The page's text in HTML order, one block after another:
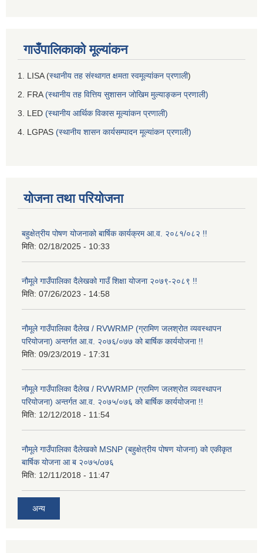
गाउँपालिकाको मूल्यांकन
1. LISA (स्थानीय तह संस्थागत क्षमता स्वमूल्यांकन प्रणाली)
2. FRA(स्थानीय तह वित्तिय सुशासन जोखिम मुल्याङ्कन प्रणाली)
3. LED (स्थानीय आर्थिक विकास मूल्यांकन प्रणाली)
4. LGPAS (स्थानीय शासन कार्यसम्पादन मूल्यांकन प्रणाली)
योजना तथा परियोजना
बहुक्षेत्रीय पोषण योजनाको बार्षिक कार्यक्रम आ.व. २०८१/०८२ !!
मिति: 02/18/2025 - 10:33
नौमूले गाउँपालिका दैलेखको गाउँ शिक्षा योजना २०७९-२०८९ !!
मिति: 07/26/2023 - 14:58
नौमूले गाउँपालिका दैलेख / RVWRMP (ग्रामिण जलश्रोत व्यवस्थापन
परियोजना) अन्तर्गत आ.व. २०७६/०७७ को बार्षिक कार्ययोजना !!
मिति: 09/23/2019 - 17:31
नौमूले गाउँपालिका दैलेख / RVWRMP (ग्रामिण जलश्रोत व्यवस्थापन
परियोजना) अन्तर्गत आ.व. २०७५/०७६ को बार्षिक कार्ययोजना !!
मिति: 12/12/2018 - 11:54
नौमूले गाउँपालिका दैलेखको MSNP (बहुक्षेत्रीय पोषण योजना) को एकीकृत
बार्षिक योजना आ ब २०७५/o७६
मिति: 12/11/2018 - 11:47
अन्य